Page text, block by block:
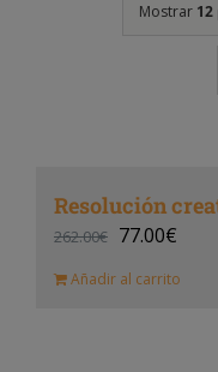
Mostrar
Resolución
262.00€ 77.00€
Añadir al carrito